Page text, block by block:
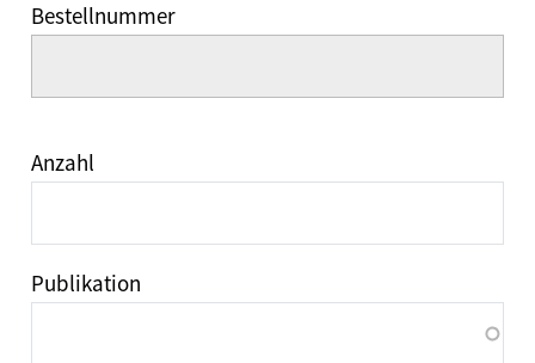
Bestellnummer
Anzahl
Publikation